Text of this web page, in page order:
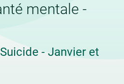
mentale -
- Janvier et